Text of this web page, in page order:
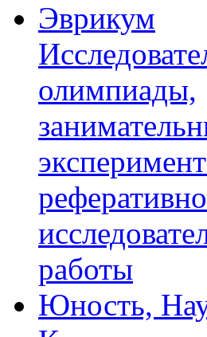
Эврикум
олимпиады,
работы
Юность,